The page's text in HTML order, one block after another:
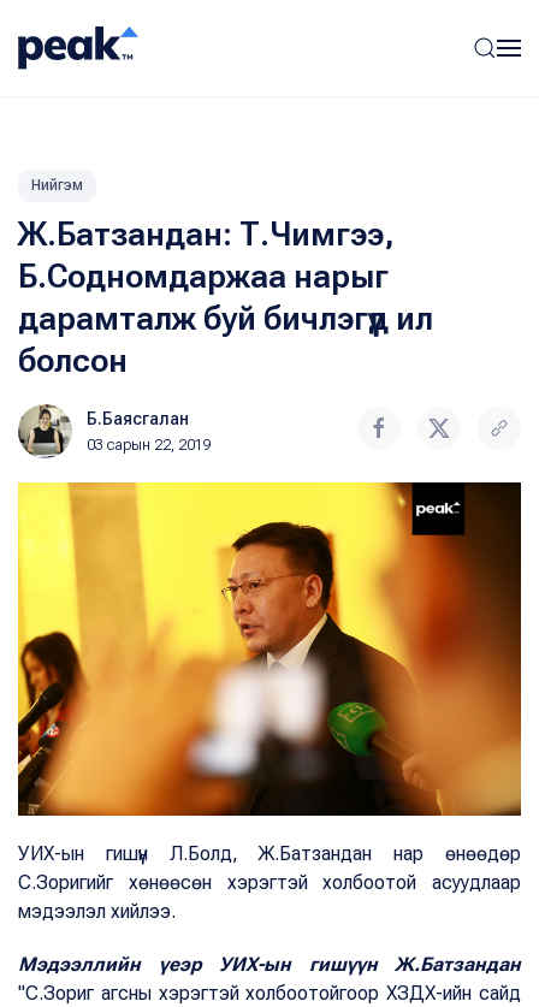
Нийгэм
Ж.Батзандан: Т.Чимгээ,
Б.Содномдаржаа нарыг
дарамталж буй бичлэгүүд ил
болсон
Б.Баясгалан
03 сарын 22, 2019
УИХ-ын гишүүн Л.Болд, Ж.Батзандан нар өнөөдөр
С.Зоригийг хөнөөсөн хэрэгтэй холбоотой асуудлаар
мэдээлэл хийлээ.
Мэдээллийн үеэр УИХ-ын гишүүн Ж.Батзандан
"С.Зориг агсны хэрэгтэй холбоотойгоор ХЗДХ-ийн сайд